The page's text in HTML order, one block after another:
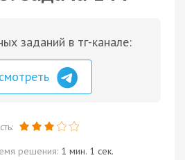
заданий в тг-канале:
решения: 1 мин. 1 сек.